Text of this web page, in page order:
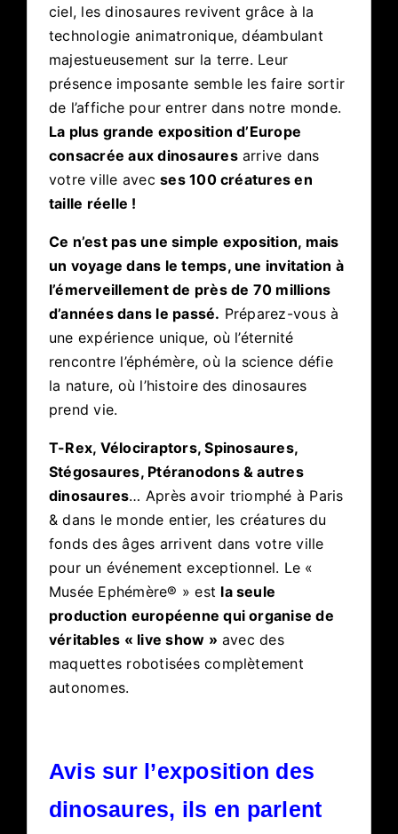
ciel, les dinosaures revivent grâce à la
technologie animatronique, déambulant
majestueusement sur la terre. Leur
présence imposante semble les faire sortir
de l’affiche pour entrer dans notre monde.
La plus grande exposition d’Europe
consacrée aux dinosauresarrive dans
votre ville avecses 100 créatures en
taille réelle !
Ce n’est pas une simple exposition, mais
un voyage dans le temps, une invitation à
l’émerveillement de près de 70 millions
d’années dans le passé. Préparez-vous à
une expérience unique, où l’éternité
rencontre l’éphémère, où la science défie
la nature, où l’histoire des dinosaures
prend vie.
T-Rex, Vélociraptors, Spinosaures,
Stégosaures, Ptéranodons & autres
dinosaures… Après avoir triomphé à Paris
& dans le monde entier, les créatures du
fonds des âges arrivent dans votre ville
pour un événement exceptionnel. Le «
Musée Ephémère® » est la seule
production européenne qui organise de
véritables « live show » avec des
maquettes robotisées complètement
autonomes.
Avis sur l’exposition des
dinosaures, ils en parlent